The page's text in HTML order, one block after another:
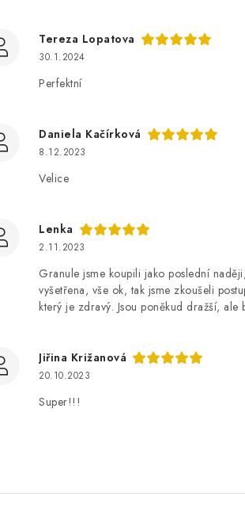
Tereza Lopatova
30.1.2024
Perfektní
Daniela Kačírková
8.12.2023
Velice
Lenka
2.11.2023
Granule jsme koupili jako poslední
vyšetřena, vše ok, tak jsme zkoušeli
který je zdravý. Jsou poněkud dražší, ale
Jiřina Križanová
20.10.2023
Super!!!